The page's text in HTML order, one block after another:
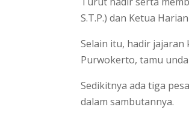
S.T.P.) dan Ketua
Selain itu, hadir jajaran
Purwokerto, tamu
Sedikitnya ada tiga
dalam sambutannya.